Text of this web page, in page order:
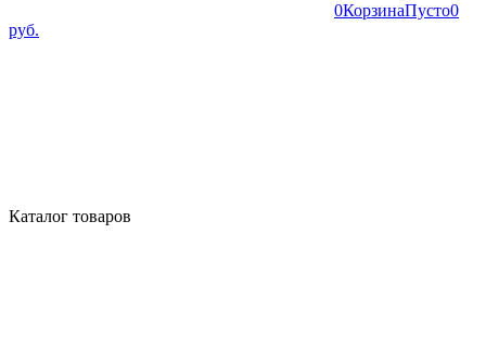
0КорзинаПусто0
руб.
Каталог товаров